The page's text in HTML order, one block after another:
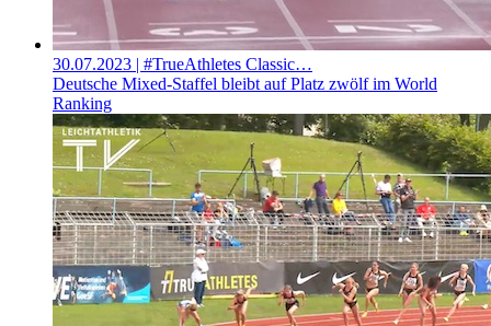
30.07.2023 | #TrueAthletes Classic…
Deutsche Mixed-Staffel bleibt auf Platz zwölf im World
Ranking